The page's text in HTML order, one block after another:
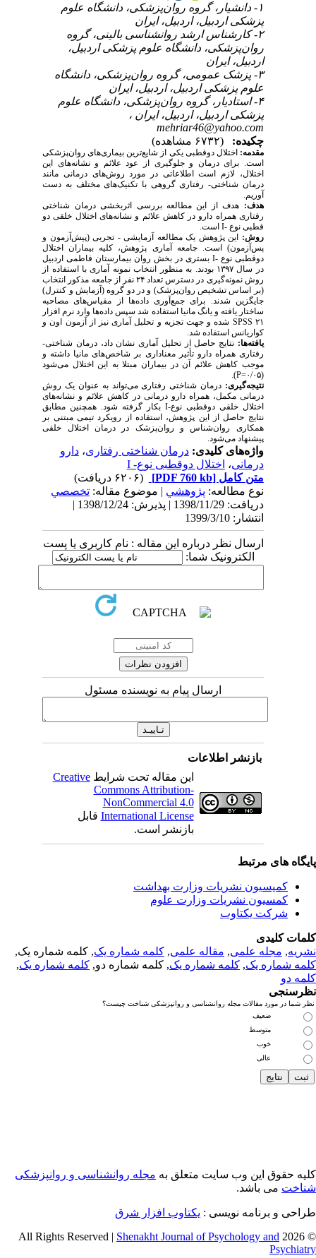
۱- دانشیار، گروه روان‌پزشکی، دانشگاه علوم
پزشکی اردبیل، اردبیل، ایران
۲- کارشناس ارشد روانشناسی بالینی، گروه
روان‌پزشکی، دانشگاه علوم پزشکی اردبیل،
اردبیل، ایران
۳- پزشک عمومی، گروه روان‌پزشکی، دانشگاه
علوم پزشکی اردبیل، اردبیل، ایران
۴- استادیار، گروه روان‌پزشکی، دانشگاه علوم
پزشکی اردبیل، اردبیل، ایران ،
mehriar46@yahoo.com
چکیده:
مقدمه:اختلال دوقطبی یکی از شایع‌ترین بیماری‌های روان‌پزشکی
است. برای درمان و جلوگیری از عود علائم و نشانه­‌های این
اختلال، لازم است اطلاعاتی در مورد روش­‌های درمانی مانند
درمان شناختی- رفتاری گروهی با تکنیک‌های مختلف به دست
آوریم.
هدف:هدف از این مطالعه بررسی اثربخشی درمان شناختی
رفتاری همراه دارو در کاهش علائم و نشانه‌های اختلال خلقی دو
قطبی نوع -I است.
روش­:این پژوهش یک مطالعه آزمایشی - تجربی (پیش‌آزمون و
پس‌آزمون) است. جامعه آماری پژوهش، کلیه بیماران اختلال
دوقطبی نوع -I بستری در بخش روان بیمارستان فاطمی اردبیل
در سال ۱۳۹۷ بودند. به منظور انتخاب نمونه آماری با استفاده از
روش نمونه‌گیری در دسترس تعداد ۲۴ نفر از جامعه مذکور انتخاب
(بر اساس تشخیص روان‌پزشک) و در دو گروه (آزمایش و کنترل)
جایگزین شدند. برای جمع‌آوری داده‌­ها از مقیاس­‌های مصاحبه
ساختار یافته و یانگ مانیا استفاده شد سپس داده­‌ها وارد نرم افزار
SPSSشده و جهت تجزیه ‌و تحلیل آماری نیز از آزمون اون و
کواریانس استفاده شد.
یافته‌­ها:نتایج حاصل از تحلیل آماری نشان داد، درمان شناختی-
رفتاری همراه دارو تأثیر معناداری بر شاخص­‌های مانیا داشته و
موجب کاهش علائم آن در بیماران مبتلا به این اختلال می­‌شود
P
).
نتیجه­‌گیری:درمان شناختی رفتاری می­‌تواند به عنوان یک روش
درمانی مکمل، همراه دارو درمانی در کاهش علائم و نشانه‌های
اختلال خلقی دوقطبی نوع-I بکار گرفته شود. همچنین مطابق
نتایج حاصل از این پژوهش، استفاده از رویکرد تیمی مبتنی بر
همکاری روان‌شناس و روان‌پزشک در درمان اختلال خلقی
پیشنهاد می­‌شود.
واژه‌های کلیدی:درمان شناختی رفتاری،دارو
درمانی،اختلال دوقطبی نوع- I
متن کامل[PDF 760 kb]
نوع مطالعه:پژوهشي| موضوع مقاله:تخصصي
دریافت: 1398/11/29 | پذیرش: 1398/12/24 |
انتشار: 1399/3/10
ارسال نظر درباره این مقاله : نام کاربری یا پست
الکترونیک شما:
ارسال پیام به نویسنده مسئول
بازنشر اطلاعات
این مقاله تحت شرایطCreative
Commons Attribution-
NonCommercial 4.0
International Licenseقابل
بازنشر است.
های مرتبط
کمیسیون نشریات وزارت بهداشت
کمسیون نشریات وزارت علوم
شرکت یکتاوب
کلیدی
,مجله علمی, مقاله علمی, کلمه شماره یک, کلمه شماره یک,
شماره یک,کلمه شماره یک, کلمه شماره دو,کلمه شماره یک,
دو
شما در مورد مقالات مجله روانشناسی و روانپزشکی شناخت چیست؟
ضعیف
متوسط
خوب
عالی
حقوق این وب سایت متعلق بهمجله روانشناسی و روانپزشکی
می باشد.
و برنامه نویسی : یکتاوب افزار شرق
©
Shenakht Journal of Psychology and